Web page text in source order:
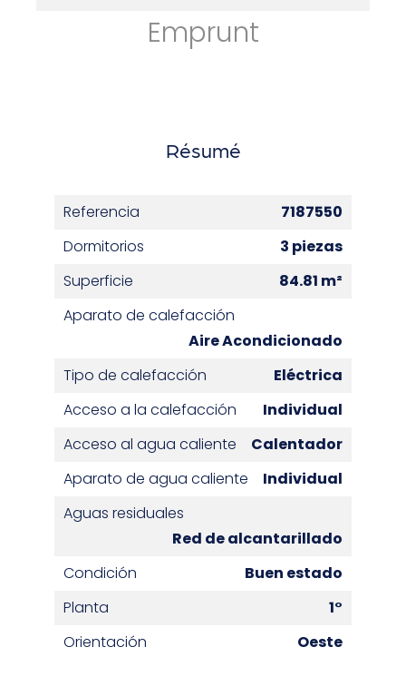
Emprunt
Résumé
Referencia
7187550
Dormitorios
3 piezas
Superficie
84.81 m²
Aparato de calefacción
Aire Acondicionado
Tipo de calefacción
Eléctrica
Acceso a la calefacción
Individual
Acceso al agua caliente
Calentador
Aparato de agua caliente
Individual
Aguas residuales
Red de alcantarillado
Condición
Buen estado
Planta
1°
Orientación
Oeste